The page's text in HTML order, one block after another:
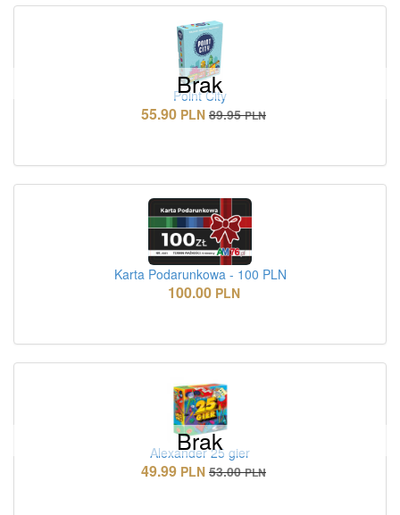
Brak
Point City
55.90 PLN 89.95 PLN
Karta Podarunkowa - 100 PLN
100.00 PLN
Brak
Alexander 25 gier
49.99 PLN 53.00 PLN